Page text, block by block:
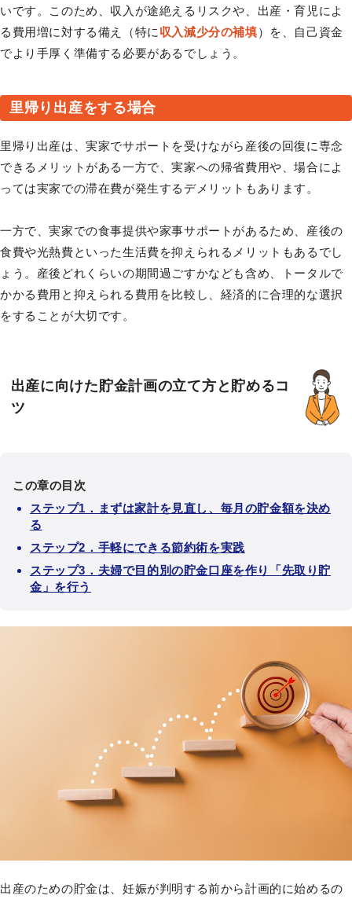
いです。このため、収入が途絶えるリスクや、出産・育児によ
る費用増に対する備え（特に 収入減少分の補填）を、自己資金
でより手厚く準備する必要があるでしょう。
里帰り出産をする場合
里帰り出産は、実家でサポートを受けながら産後の回復に専念
できるメリットがある一方で、実家への帰省費用や、場合によ
っては実家での滞在費が発生するデメリットもあります。
一方で、実家での食事提供や家事サポートがあるため、産後の
食費や光熱費といった生活費を抑えられるメリットもあるでし
ょう。産後どれくらいの期間過ごすかなども含め、トータルで
かかる費用と抑えられる費用を比較し、経済的に合理的な選択
をすることが大切です。
出産に向けた貯金計画の立て方と貯めるコ
ツ
この章の目次
ステップ1．まずは家計を見直し、毎月の貯金額を決め
る
ステップ2．手軽にできる節約術を実践
ステップ3．夫婦で目的別の貯金口座を作り「先取り貯
金」を行う
出産のための貯金は、妊娠が判明する前から計画的に始めるの